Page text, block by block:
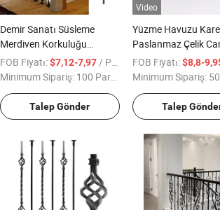
Demir Sanatı Süsleme
Merdiven Korkuluğu
Sütunu Merdiven
Balustrası
FOB Fiyatı:$7,12-7,97 / Parça
Minimum Sipariş: 100 Parça
Talep Gönder
Video
Yüzme Havuzu Kare
Paslanmaz Çelik
Spigot Yüzme
Spigotu
FOB Fiyatı:$8,8-
Minimum Sipariş:
Talep